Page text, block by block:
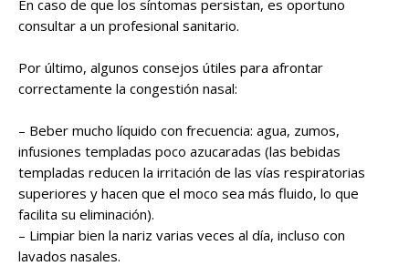
En caso de que los síntomas persistan, es oportuno
consultar a un profesional sanitario.
Por último, algunos consejos útiles para afrontar
correctamente la congestión nasal:
– Beber mucho líquido con frecuencia: agua, zumos,
infusiones templadas poco azucaradas (las bebidas
templadas reducen la irritación de las vías respiratorias
superiores y hacen que el moco sea más fluido, lo que
facilita su eliminación).
– Limpiar bien la nariz varias veces al día, incluso con
lavados nasales.